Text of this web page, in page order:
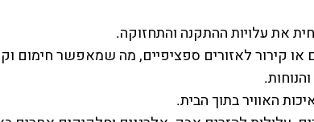
את עלויות ההתקנה והתחזוקה.
קירור לאזורים ספציפיים, מה שמאפשר חימום
האוויר בתוך הבית.